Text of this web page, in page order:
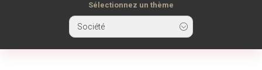
presse
Sélectionnez un thème
Société